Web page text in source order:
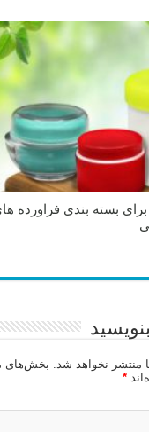
برای بسته بندی فراورده
منتشر نخواهد شد. بخش‌های
*